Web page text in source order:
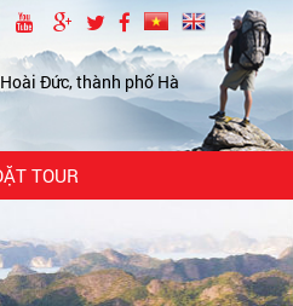
Đức, thành phố Hà
TOUR